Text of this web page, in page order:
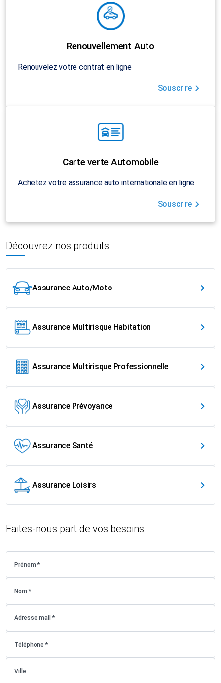
Renouvellement Auto
Renouvelez votre contrat en ligne
Souscrire
Carte verte Automobile
Achetez votre assurance auto internationale en ligne
Souscrire
Découvrez nos produits
Assurance Auto/Moto
Assurance Multirisque Habitation
Assurance Multirisque Professionnelle
Assurance Prévoyance
Assurance Santé
Assurance Loisirs
Faites-nous part de vos besoins